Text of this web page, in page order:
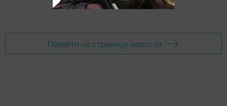
Перейти на страницу новости